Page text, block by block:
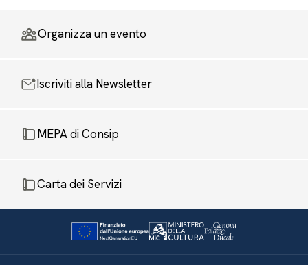
Organizza un evento
Iscriviti alla Newsletter
MEPA di Consip
Carta dei Servizi